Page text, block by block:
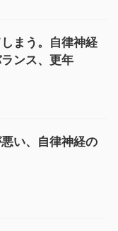
まう。自律神経
ンス、更年
い、自律神経の